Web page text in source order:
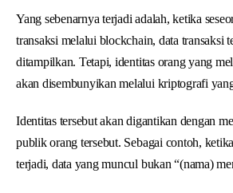
Yang sebenarnya terjadi adalah, ketika
transaksi melalui blockchain, data transaksi
ditampilkan. Tetapi, identitas orang yang
akan disembunyikan melalui kriptografi
Identitas tersebut akan digantikan dengan
publik orang tersebut. Sebagai contoh,
terjadi, data yang muncul bukan “(nama)